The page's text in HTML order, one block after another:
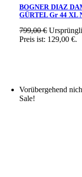
BOGNER DIAZ
GÜRTEL Gr 44 XL
799,00€
Preis ist: 129,00 €.
Vorübergehend
Sale!